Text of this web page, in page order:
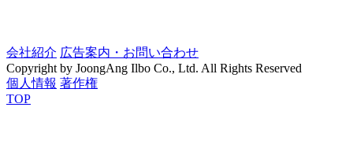
会社紹介 広告案内・お問い合わせ
Copyright by JoongAng Ilbo Co., Ltd. All Rights Reserved
個人情報 著作権
TOP